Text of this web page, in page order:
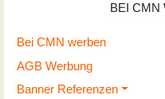
BEI CMN
Bei CMN werben
AGB Werbung
Banner Referenzen